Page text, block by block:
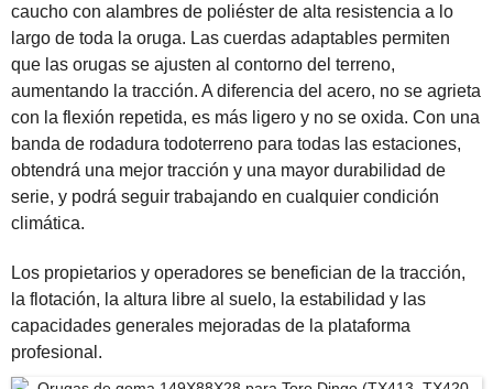
caucho con alambres de poliéster de alta resistencia a lo
largo de toda la oruga. Las cuerdas adaptables permiten
que las orugas se ajusten al contorno del terreno,
aumentando la tracción. A diferencia del acero, no se agrieta
con la flexión repetida, es más ligero y no se oxida. Con una
banda de rodadura todoterreno para todas las estaciones,
obtendrá una mejor tracción y una mayor durabilidad de
serie, y podrá seguir trabajando en cualquier condición
climática.
Los propietarios y operadores se benefician de la tracción,
la flotación, la altura libre al suelo, la estabilidad y las
capacidades generales mejoradas de la plataforma
profesional.